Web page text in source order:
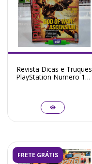
Revista Dicas e Truques
PlayStation Numero 174
FRETE GRÁTIS